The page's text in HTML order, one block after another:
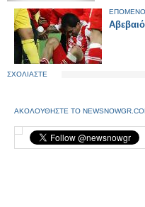
ΣΧΟΛΙΑΣΤΕ
ΑΚΟΛΟΥΘΗΣΤΕ ΤΟ